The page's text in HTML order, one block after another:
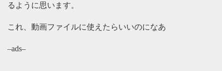
るように思います。
これ、動画ファイルに使えたらいいのになあ
–ads–